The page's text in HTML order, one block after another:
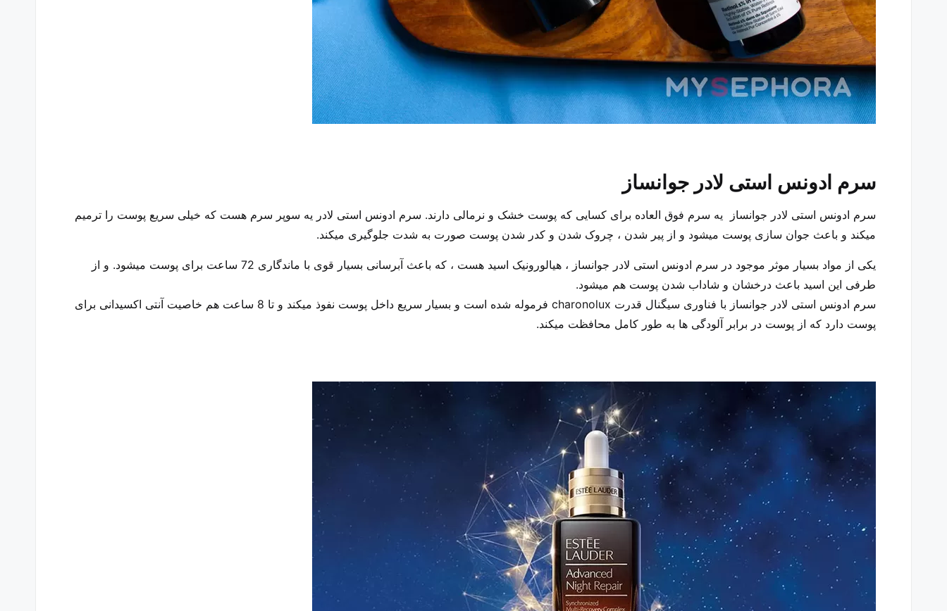
سرم ادونس استی لادر جوانساز
سرم ادونس استی لادر جوانساز یه سرم فوق العاده برای کسایی که پوست خشک و نرمالی دارند. سرم ادونس استی لادر یه سوپر سرم هست که خیلی سریع پوست را ترمیم
میکند و باعث جوان سازی پوست میشود و از پیر شدن ، چروک شدن و کدر شدن پوست صورت به شدت جلوگیری میکند.
یکی از مواد بسیار موثر موجود در سرم ادونس استی لادر جوانساز ، هیالورونیک اسید هست ، که باعث آبرسانی بسیار قوی با ماندگاری 72 ساعت برای پوست میشود. و از
طرفی این اسید باعث درخشان و شاداب شدن پوست هم میشود.
سرم ادونس استی لادر جوانساز با فناوری سیگنال قدرت charonolux فرموله شده است و بسیار سریع داخل پوست نفوذ میکند و تا 8 ساعت هم خاصیت آنتی اکسیدانی برای
پوست دارد که از پوست در برابر آلودگی ها به طور کامل محافظت میکند.